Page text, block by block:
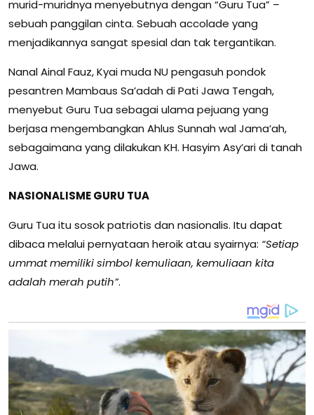
murid-muridnya menyebutnya dengan “Guru Tua” –
sebuah panggilan cinta. Sebuah accolade yang
menjadikannya sangat spesial dan tak tergantikan.
Nanal Ainal Fauz, Kyai muda NU pengasuh pondok
pesantren Mambaus Sa’adah di Pati Jawa Tengah,
menyebut Guru Tua sebagai ulama pejuang yang
berjasa mengembangkan Ahlus Sunnah wal Jama’ah,
sebagaimana yang dilakukan KH. Hasyim Asy’ari di tanah
Jawa.
NASIONALISME GURU TUA
Guru Tua itu sosok patriotis dan nasionalis. Itu dapat
dibaca melalui pernyataan heroik atau syairnya: “Setiap
ummat memiliki simbol kemuliaan, kemuliaan kita
adalah merah putih”.